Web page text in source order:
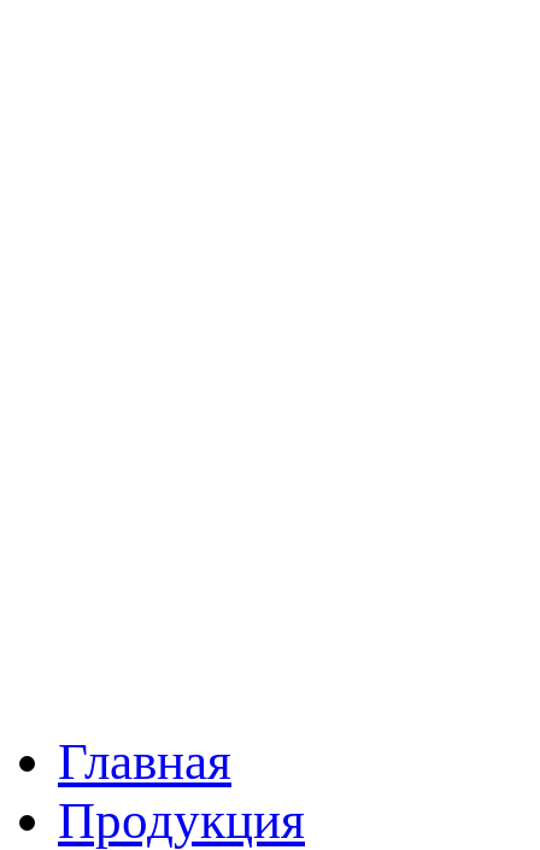
Главная
Продукция